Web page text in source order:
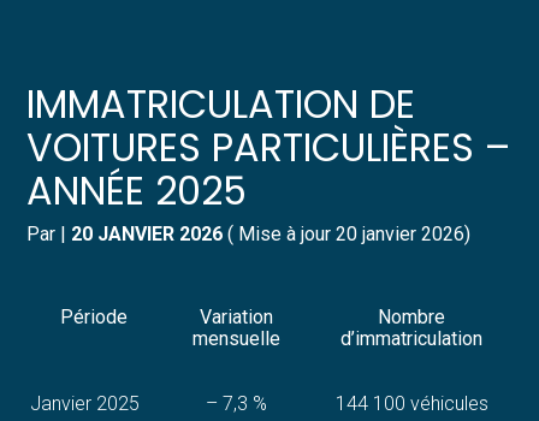
Gérer votre quotidien
Piloter votre entreprise
Développer votre entreprise
Construire votre patrimoine
Suivre votre comptabilité
Gérer vos ressources humaines
Dématérialiser vos documents
IMMATRICULATION DE
VOITURES PARTICULIÈRES –
ANNÉE 2025
Par | 20 JANVIER 2026 ( Mise à jour 20 janvier 2026)
Période
Variation
mensuelle
Nombre
d’immatriculation
Janvier 2025 – 7,3 % 144 100 véhicules